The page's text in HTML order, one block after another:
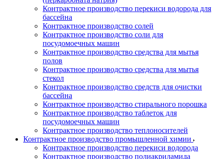
Контрактное производство перекиси водорода для
бассейна
Контрактное производство солей
Контрактное производство соли для
посудомоечных машин
Контрактное производство средства для мытья
полов
Контрактное производство средства для мытья
стекол
Контрактное производство средств для очистки
бассейна
Контрактное производство стирального порошка
Контрактное производство таблеток для
посудомоечных машин
Контрактное производство теплоносителей
Контрактное производство промышленной химии
Контрактное производство перекиси водорода
Контрактное производство полиакриламида